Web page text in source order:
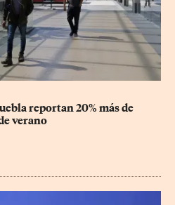
reportan 20% más de
verano